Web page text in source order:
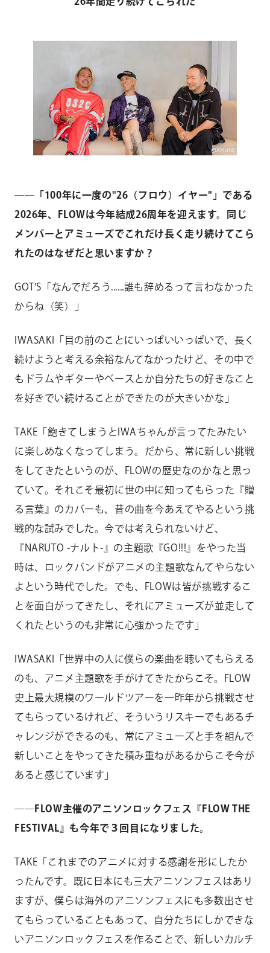
――「100年に一度の"26（フロウ）イヤー"」である
2026年、FLOWは今年結成26周年を迎えます。同じ
メンバーとアミューズでこれだけ長く走り続けてこら
れたのはなぜだと思いますか？
GOT'S「なんでだろう......誰も辞めるって言わなかった
からね（笑）」
IWASAKI「目の前のことにいっぱいいっぱいで、長く
続けようと考える余裕なんてなかったけど、その中で
もドラムやギターやベースとか自分たちの好きなこと
を好きでい続けることができたのが大きいかな」
TAKE「飽きてしまうとIWAちゃんが言ってたみたい
に楽しめなくなってしまう。だから、常に新しい挑戦
をしてきたというのが、FLOWの歴史なのかなと思っ
ていて。それこそ最初に世の中に知ってもらった『贈
る言葉』のカバーも、昔の曲を今あえてやるという挑
戦的な試みでした。今では考えられないけど、
『NARUTO -ナルト-』の主題歌『GO!!!』をやった当
時は、ロックバンドがアニメの主題歌なんてやらない
よという時代でした。でも、FLOWは皆が挑戦するこ
とを面白がってきたし、それにアミューズが並走して
くれたというのも非常に心強かったです」
IWASAKI「世界中の人に僕らの楽曲を聴いてもらえる
のも、アニメ主題歌を手がけてきたからこそ。FLOW
史上最大規模のワールドツアーを一昨年から挑戦させ
てもらっているけれど、そういうリスキーでもあるチ
ャレンジができるのも、常にアミューズと手を組んで
新しいことをやってきた積み重ねがあるからこそ今が
あると感じています」
――FLOW主催のアニソンロックフェス『FLOW THE
FESTIVAL』も今年で３回目になりました。
TAKE「これまでのアニメに対する感謝を形にしたか
ったんです。既に日本にも三大アニソンフェスはあり
ますが、僕らは海外のアニソンフェスにも多数出させ
てもらっていることもあって、自分たちにしかできな
いアニソンロックフェスを作ることで、新しいカルチ